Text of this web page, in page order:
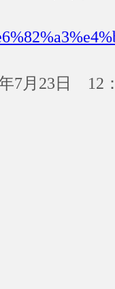
7月23日 12